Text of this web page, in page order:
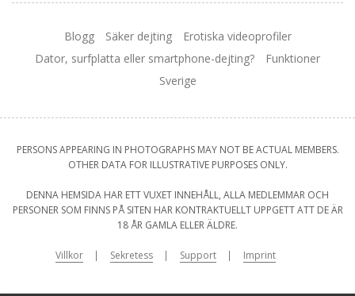
Blogg Säker dejting
Erotiska videoprofiler
Dator, surfplatta eller smartphone-dejting?
Funktioner
Sverige
PERSONS APPEARING IN PHOTOGRAPHS MAY NOT BE ACTUAL MEMBERS.
OTHER DATA FOR ILLUSTRATIVE PURPOSES ONLY.
DENNA HEMSIDA HAR ETT VUXET INNEHÅLL, ALLA MEDLEMMAR OCH
PERSONER SOM FINNS PÅ SITEN HAR KONTRAKTUELLT UPPGETT ATT DE ÄR
18 ÅR GAMLA ELLER ÄLDRE.
Villkor Sekretess Support Imprint